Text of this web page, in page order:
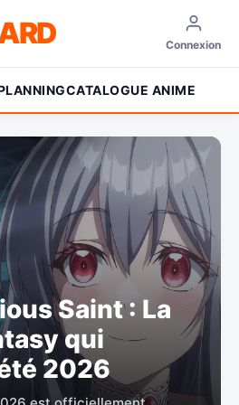
Connexion
CATALOGUE ANIME
Saint : La
qui
2026